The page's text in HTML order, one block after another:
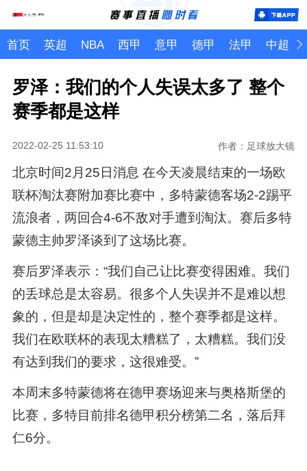
首页 英超 NBA 西甲 意甲 德甲 法甲 中超
罗泽：我们的个人失误太多了 整个
赛季都是这样
2022-02-25 11:53:10 作者：足球放大镜
北京时间2月25日消息 在今天凌晨结束的一场欧
联杯淘汰赛附加赛比赛中，多特蒙德客场2-2踢平
流浪者，两回合4-6不敌对手遭到淘汰。赛后多特
蒙德主帅罗泽谈到了这场比赛。
赛后罗泽表示：“我们自己让比赛变得困难。我们
的丢球总是太容易。很多个人失误并不是难以想
象的，但是却是决定性的，整个赛季都是这样。
我们在欧联杯的表现太糟糕了，太糟糕。我们没
有达到我们的要求，这很难受。”
本周末多特蒙德将在德甲赛场迎来与奥格斯堡的
比赛，多特目前排名德甲积分榜第二名，落后拜
仁6分。